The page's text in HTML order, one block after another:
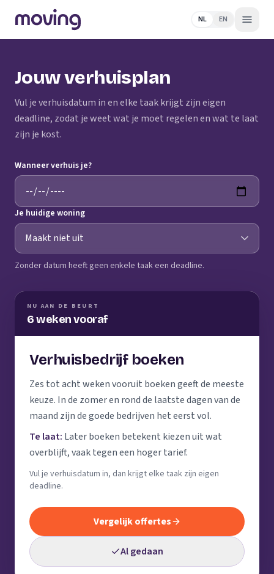
NL EN
Jouw verhuisplan
Vul je verhuisdatum in en elke taak krijgt zijn eigen
deadline, zodat je weet wat je moet regelen en wat te laat
zijn je kost.
Wanneer verhuis je?
Je huidige woning
Zonder datum heeft geen enkele taak een deadline.
NU AAN DE BEURT
6 weken vooraf
Verhuisbedrijf boeken
Zes tot acht weken vooruit boeken geeft de meeste
keuze. In de zomer en rond de laatste dagen van de
maand zijn de goede bedrijven het eerst vol.
Te laat: Later boeken betekent kiezen uit wat
overblijft, vaak tegen een hoger tarief.
Vul je verhuisdatum in, dan krijgt elke taak zijn eigen
deadline.
Vergelijk offertes
Al gedaan